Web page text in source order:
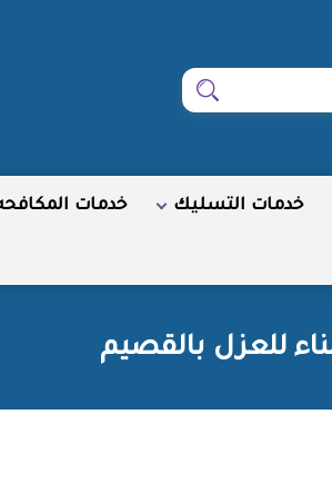
ابحث
خدمات التسليك خدمات
للعزل بالقصيم